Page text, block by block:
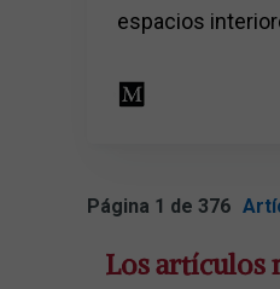
espacios
Página 1 de 376
Los artículos